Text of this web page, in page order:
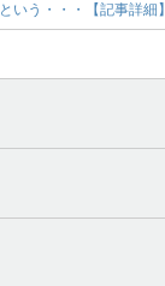
いう・・・【記事詳細】